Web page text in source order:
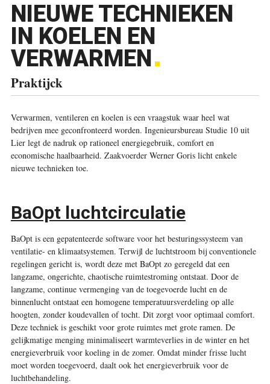
NIEUWE TECHNIEKEN
IN KOELEN EN
VERWARMEN
Praktijck
Verwarmen, ventileren en koelen is een vraagstuk waar heel wat
bedrijven mee geconfronteerd worden. Ingenieursbureau Studie 10 uit
Lier legt de nadruk op rationeel energiegebruik, comfort en
economische haalbaarheid. Zaakvoerder Werner Goris licht enkele
nieuwe technieken toe.
BaOpt luchtcirculatie
BaOpt is een gepatenteerde software voor het besturingssysteem van
ventilatie- en klimaatsystemen. Terwijl de luchtstroom bij conventionele
regelingen gericht is, wordt deze met BaOpt zo geregeld dat een
langzame, ongerichte, chaotische ruimtestroming ontstaat. Door de
langzame, continue vermenging van de toegevoerde lucht en de
binnenlucht ontstaat een homogene temperatuursverdeling op alle
hoogten, zonder koudevallen of tocht. Dit zorgt voor optimaal comfort.
Deze techniek is geschikt voor grote ruimtes met grote ramen. De
gelijkmatige menging minimaliseert warmteverlies in de winter en het
energieverbruik voor koeling in de zomer. Omdat minder frisse lucht
moet worden toegevoerd, daalt ook het energieverbruik voor de
luchtbehandeling.